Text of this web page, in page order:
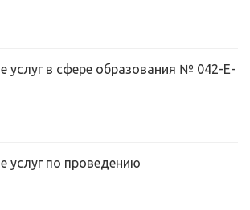
услуг в сфере образования № 042-Е-
услуг по проведению